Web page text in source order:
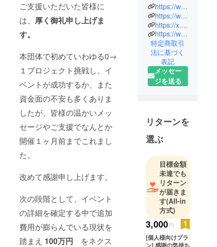
ご支援いただいた皆様に
は、 厚く御礼申し上げま
す。
本団体で初めていわゆる0→
１プロジェクト挑戦し、イ
ベントが成功するか、また
資金面の不安も多くありま
したが、皆様の温かいメッ
セージやご支援でなんとか
開催１ヶ月前までこれまし
た。
改めて感謝申し上げます。
次の段階として、イベント
の詳細を確定する中で追加
費用が膨らんでいる現状を
踏まえ 100万円 をネクス
2025年8月9
日,10日に、
塩竈市の桂
島にてアイ
ランドフェ
ス2025を開
催いたしま
す！
たします！
https://www.instagram.com/brush_myu?igsh=MTdraDU3eHB1NDUyeA%3D%3D&utm_source=qr
https://www.instagram.com/islandfes_katsurashima?igsh=OXdqaDJtMmRsY2N5&utm_source=qr
https://x.com/Brush_myu
https://www.youtube.com/watch?v=7umbouZBa_A
特定商取引
法に基づく
表記
メッセー
ジを送る
リターンを
選ぶ
目標金額
未達でも
リターン
が届きま
す(All-in
方式)
3,000円
[個人様向けプラ
ン] 感謝の気持ち